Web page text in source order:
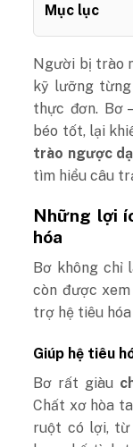
Mục lục
Người bị trào
kỹ lưỡng
thực đơn. Bơ
béo tốt, lại
trào ngược
tìm hiểu câu
Những lợi
hóa
Bơ không chỉ
còn được xem
trợ hệ tiêu
Giúp hệ tiêu
Bơ rất giàu
Chất xơ hòa
ruột có lợi, từ